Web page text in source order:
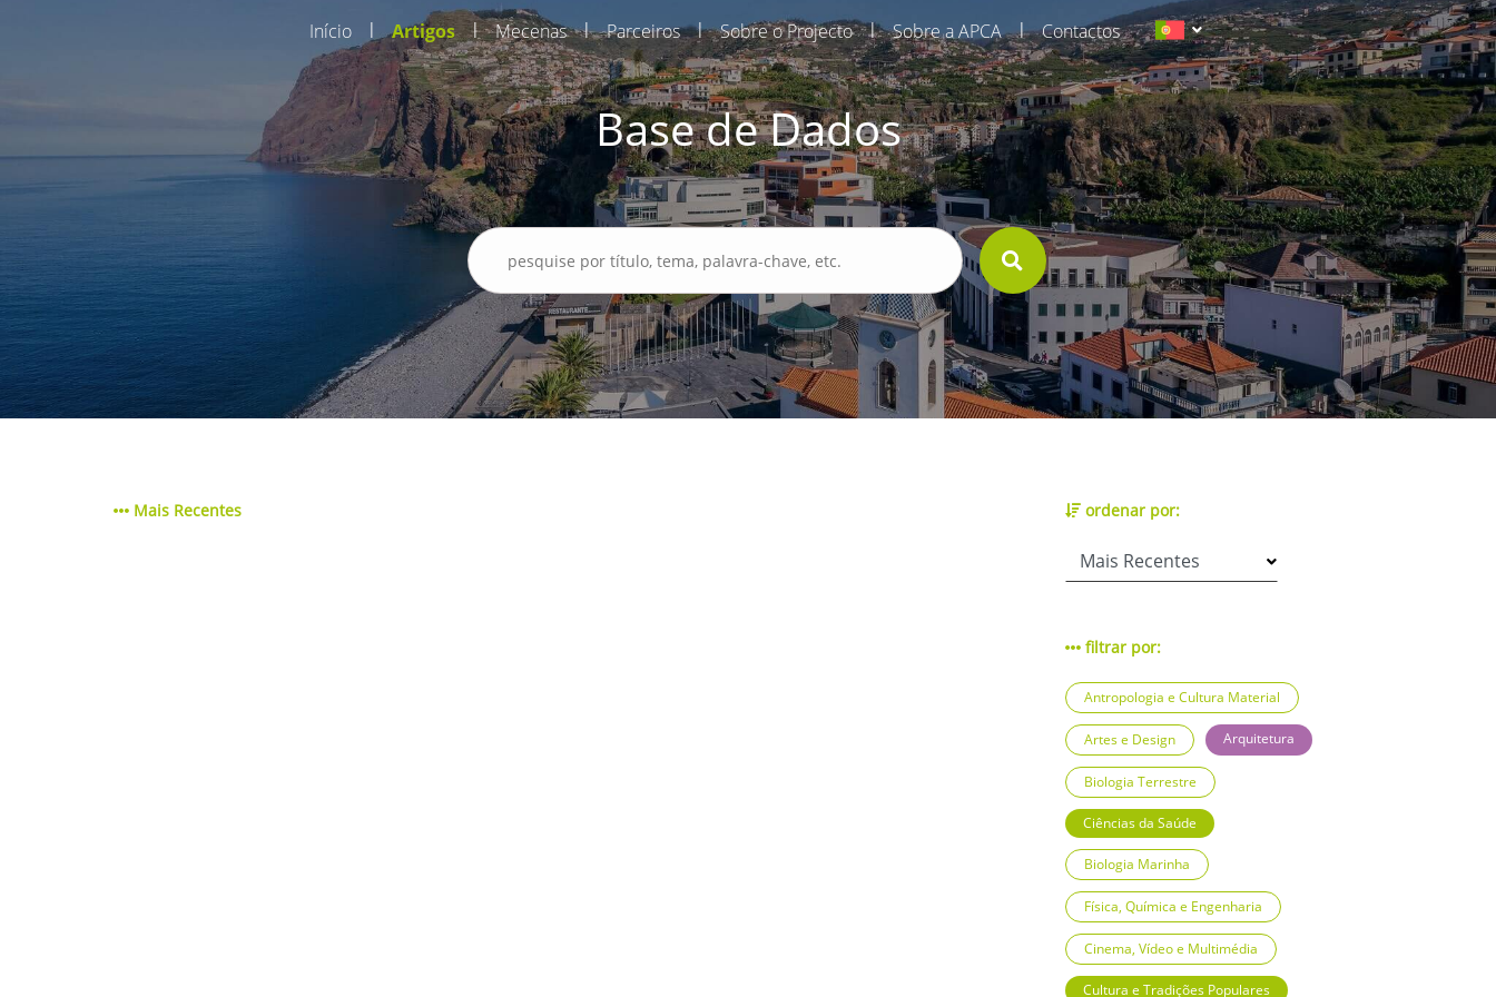
Início | Artigos | Mecenas | Parceiros | Sobre o Projecto | Sobre a APCA | Contactos
Base de Dados
Mais Recentes ordenar por:
filtrar por:
Antropologia e Cultura Material
Artes e Design Arquitetura
Biologia Terrestre
Ciências da Saúde
Biologia Marinha
Física, Química e Engenharia
Cinema, Vídeo e Multimédia
Cultura e Tradições Populares